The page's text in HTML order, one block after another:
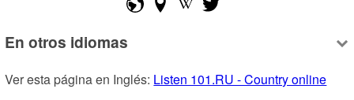
En otros idiomas
Ver esta página en Inglés: Listen 101.RU - Country online